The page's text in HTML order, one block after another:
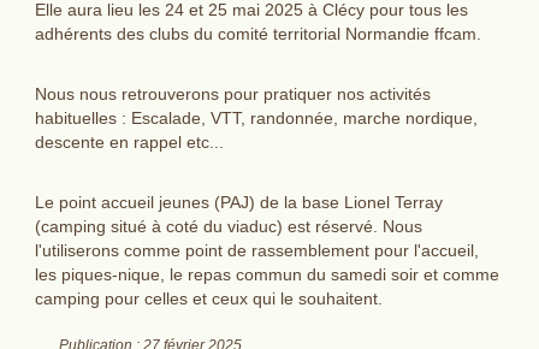
Elle aura lieu les 24 et 25 mai 2025 à Clécy pour tous les
adhérents des clubs du comité territorial Normandie ffcam.
Nous nous retrouverons pour pratiquer nos activités
habituelles : Escalade, VTT, randonnée, marche nordique,
descente en rappel etc...
Le point accueil jeunes (PAJ) de la base Lionel Terray
(camping situé à coté du viaduc) est réservé. Nous
l'utiliserons comme point de rassemblement pour l'accueil,
les piques-nique, le repas commun du samedi soir et comme
camping pour celles et ceux qui le souhaitent.